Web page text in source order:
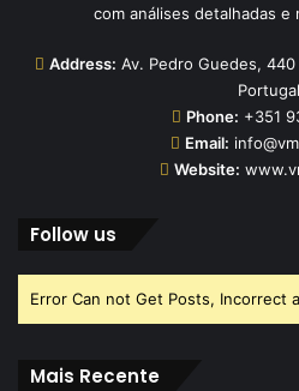
com análises detalhadas e
Address: Av. Pedro Guedes,
Portugal
Phone: +351
Email:
Website:
Follow us
Error Can not Get Posts, Incorrect
Mais Recente